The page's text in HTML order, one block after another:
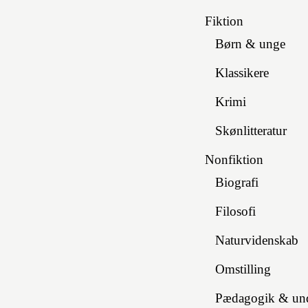
Fiktion
Børn & unge
Klassikere
Krimi
Skønlitteratur
Nonfiktion
Biografi
Filosofi
Naturvidenskab
Omstilling
Pædagogik &